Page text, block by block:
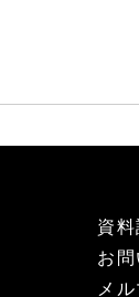
資
お
メ